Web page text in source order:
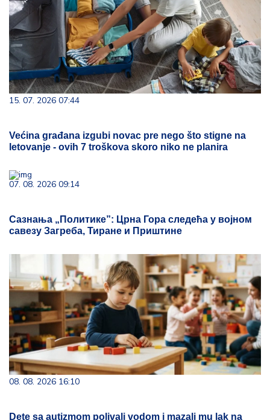
15. 07. 2026 07:44
Većina građana izgubi novac pre nego što stigne na
letovanje - ovih 7 troškova skoro niko ne planira
07. 08. 2026 09:14
Сазнања „Политике”: Црна Гора следећа у војном
савезу Загреба, Тиране и Приштине
08. 08. 2026 16:10
Dete sa autizmom polivali vodom i mazali mu lak na